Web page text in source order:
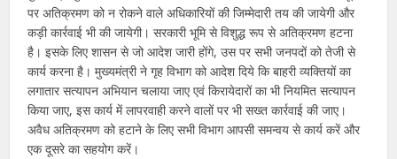
पर अतिक्रमण को न रोकने वाले अधिकारियों की जिम्मेदारी तय की जायेगी और
कड़ी कार्रवाई भी की जायेगी। सरकारी भूमि से विशुद्ध रूप से अतिक्रमण हटना
है। इसके लिए शासन से जो आदेश जारी होंगे, उस पर सभी जनपदों को तेजी से
कार्य करना है। मुख्यमंत्री ने गृह विभाग को आदेश दिये कि बाहरी व्यक्तियों का
लगातार सत्यापन अभियान चलाया जाए एवं किरायेदारों का भी नियमित सत्यापन
किया जाए, इस कार्य में लापरवाही करने वालों पर भी सख्त कार्रवाई की जाए।
अवैध अतिक्रमण को हटाने के लिए सभी विभाग आपसी समन्वय से कार्य करें और
एक दूसरे का सहयोग करें।